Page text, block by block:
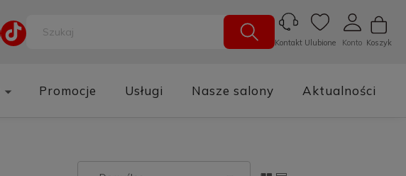
Koszyk
Konto
Ulubione
Kontakt
Promocje Usługi Nasze salony Aktualności